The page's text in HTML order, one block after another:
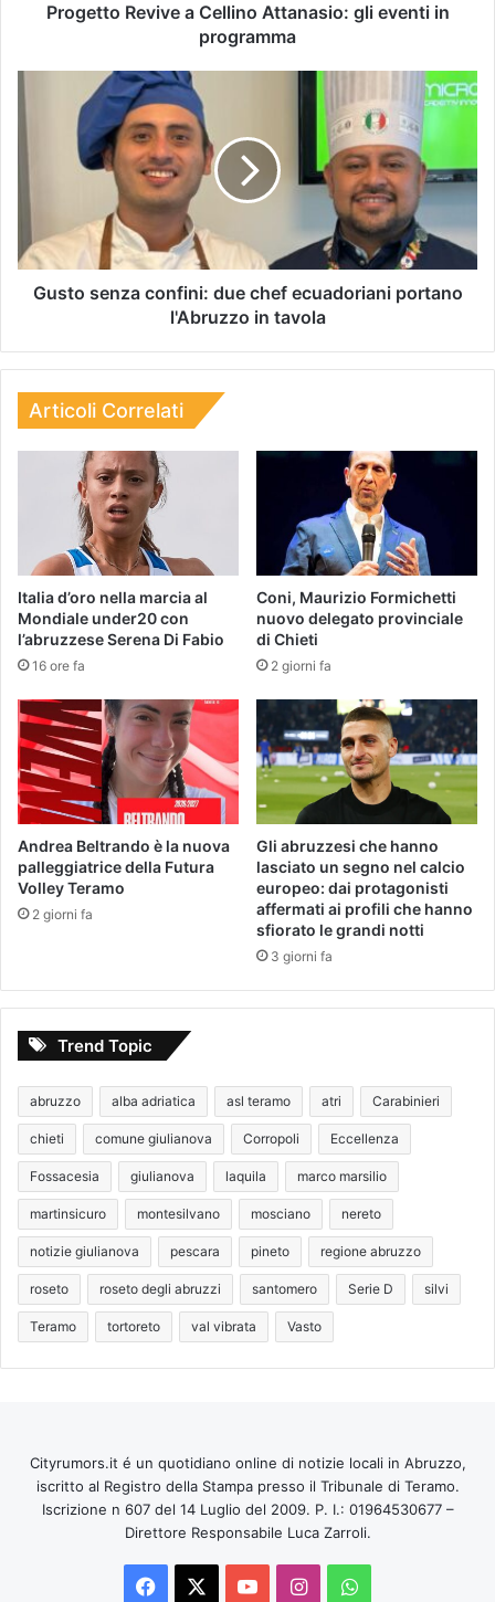
Progetto Revive a Cellino Attanasio: gli eventi in
programma
Gusto senza confini: due chef ecuadoriani portano
l'Abruzzo in tavola
Articoli Correlati
Italia d’oro nella marcia al
Mondiale under20 con
l’abruzzese Serena Di Fabio
16 ore fa
Coni, Maurizio Formichetti
nuovo delegato provinciale
di Chieti
2 giorni fa
Andrea Beltrando è la nuova
palleggiatrice della Futura
Volley Teramo
2 giorni fa
Gli abruzzesi che hanno
lasciato un segno nel calcio
europeo: dai protagonisti
affermati ai profili che hanno
sfiorato le grandi notti
3 giorni fa
Trend Topic
abruzzo alba adriatica asl teramo atri Carabinieri
chieti comune giulianova Corropoli Eccellenza
Fossacesia giulianova laquila marco marsilio
martinsicuro montesilvano mosciano nereto
notizie giulianova pescara pineto regione abruzzo
roseto roseto degli abruzzi santomero Serie D silvi
Teramo tortoreto val vibrata Vasto
Cityrumors.it é un quotidiano online di notizie locali in Abruzzo,
iscritto al Registro della Stampa presso il Tribunale di Teramo.
Iscrizione n 607 del 14 Luglio del 2009. P. I.: 01964530677 –
Direttore Responsabile Luca Zarroli.
Facebook You InstagramWhatsApp